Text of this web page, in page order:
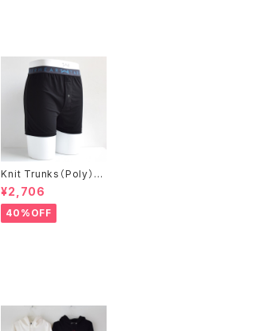
Knit Trunks（Poly）ブ
ラック
¥2,706
40%OFF